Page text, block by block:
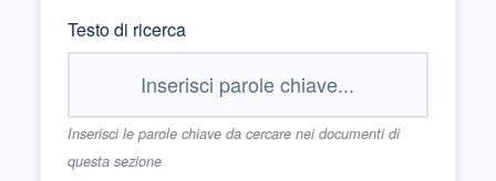
Testo di ricerca
Inserisci le parole chiave da cercare nei documenti di
questa sezione